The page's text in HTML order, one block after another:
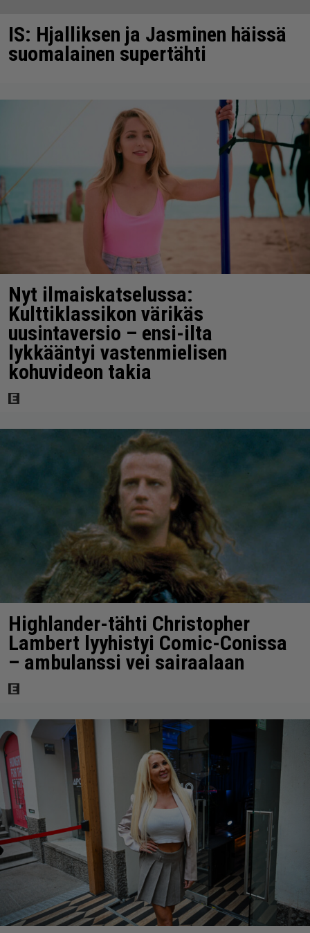
IS: Hjalliksen ja Jasminen häissä
suomalainen supertähti
Nyt ilmaiskatselussa:
Kulttiklassikon värikäs
uusintaversio – ensi-ilta
lykkääntyi vastenmielisen
kohuvideon takia
Highlander-tähti Christopher
Lambert lyyhistyi Comic-Conissa
– ambulanssi vei sairaalaan